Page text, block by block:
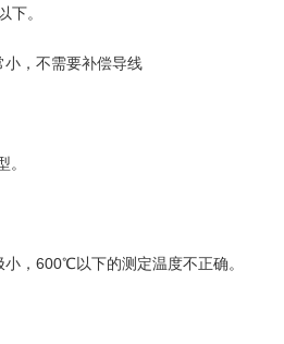
。
，不需要补偿导线
。
，600℃以下的测定温度不正确。